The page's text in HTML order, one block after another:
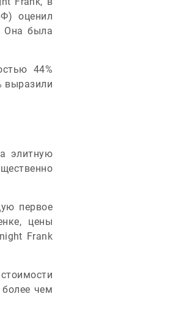
оценил
Она была
44%
выразили
элитную
первое
цены
Frank
чем